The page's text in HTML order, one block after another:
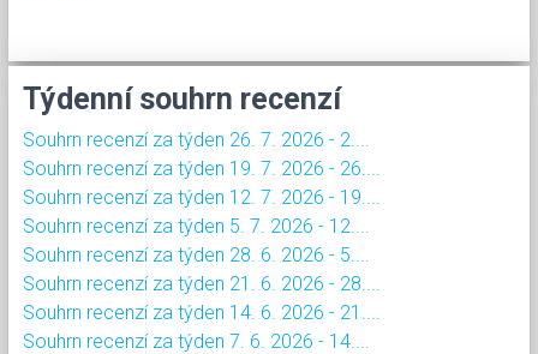
Týdenní souhrn recenzí
Souhrn recenzí za týden 26. 7. 2026 - 2....
Souhrn recenzí za týden 19. 7. 2026 - 26....
Souhrn recenzí za týden 12. 7. 2026 - 19....
Souhrn recenzí za týden 5. 7. 2026 - 12....
Souhrn recenzí za týden 28. 6. 2026 - 5....
Souhrn recenzí za týden 21. 6. 2026 - 28....
Souhrn recenzí za týden 14. 6. 2026 - 21....
Souhrn recenzí za týden 7. 6. 2026 - 14....